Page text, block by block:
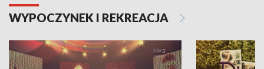
WYPOCZYNEK I REKREACJA